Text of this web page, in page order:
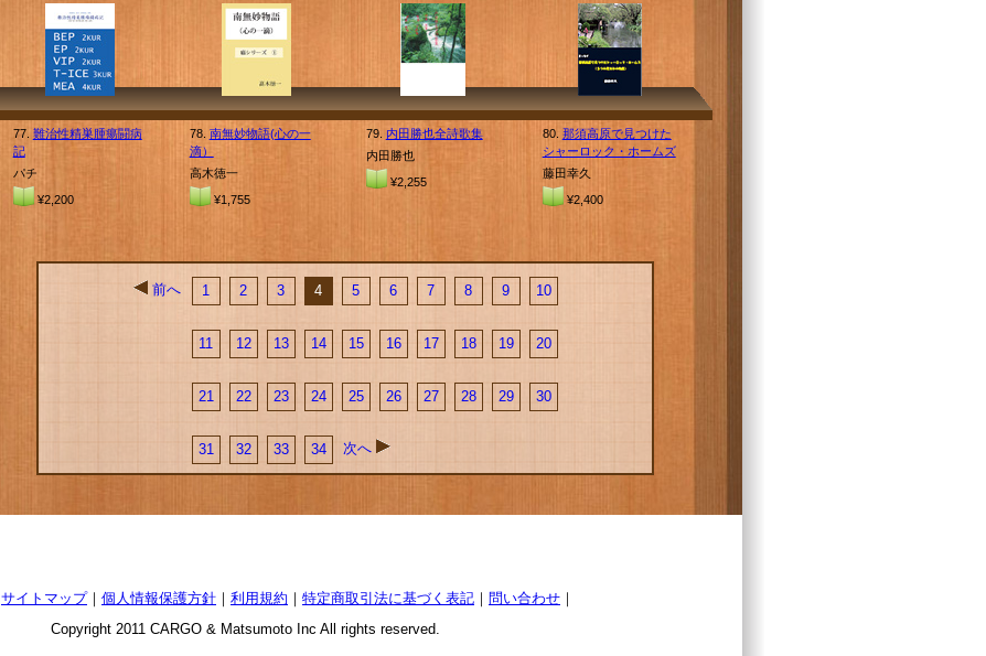
77. 難治性精巣腫瘍闘病
記
パチ
¥2,200
78. 南無妙物語(心の一
滴）
高木徳一
¥1,755
79. 内田勝也全詩歌集
内田勝也
¥2,255
80. 那須高原で見つけた
シャーロック・ホームズ
藤田幸久
¥2,400
前へ 1 2 3 4 5 6 7 8 9 10
11 12 13 14 15 16 17 18 19 20
21 22 23 24 25 26 27 28 29 30
31 32 33 34 次へ
サイトマップ｜ 個人情報保護方針 ｜ 利用規約 ｜ 特定商取引法に基づく表記 ｜ 問い合わせ ｜
Copyright 2011 CARGO & Matsumoto Inc All rights reserved.